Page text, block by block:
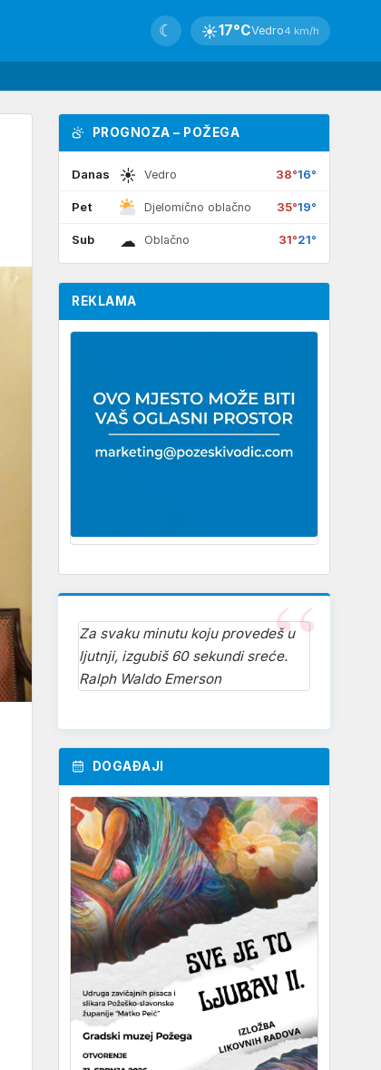
☀17°CVedro4 km/h
☾
PROGNOZA – POŽEGA
Danas ☀ Vedro 38°16°
Pet Djelomično oblačno 35°19°
Sub ☁ Oblačno 31°21°
REKLAMA
Za svaku minutu koju provedeš u
ljutnji, izgubiš 60 sekundi sreće.
Ralph Waldo Emerson
DOGAĐAJI